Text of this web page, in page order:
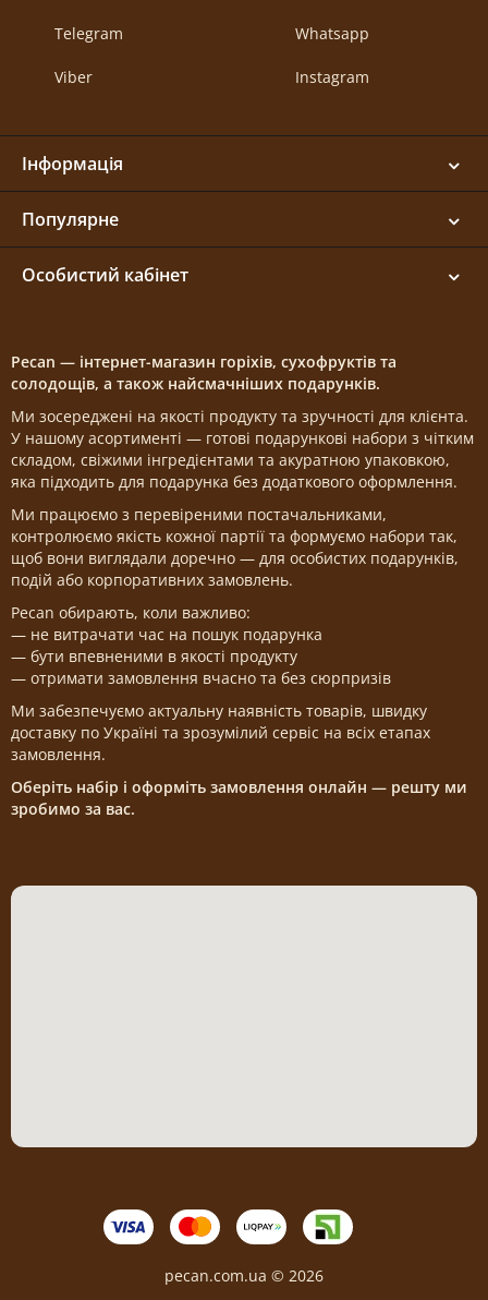
Telegram
Viber
Whatsapp
Instagram
Інформація
Популярне
Особистий кабінет
Pecan — інтернет-магазин горіхів, сухофруктів та
солодощів, а також найсмачніших подарунків.
Ми зосереджені на якості продукту та зручності для клієнта.
У нашому асортименті — готові подарункові набори з чітким
складом, свіжими інгредієнтами та акуратною упаковкою,
яка підходить для подарунка без додаткового оформлення.
Ми працюємо з перевіреними постачальниками,
контролюємо якість кожної партії та формуємо набори так,
щоб вони виглядали доречно — для особистих подарунків,
подій або корпоративних замовлень.
Pecan обирають, коли важливо:
— не витрачати час на пошук подарунка
— бути впевненими в якості продукту
— отримати замовлення вчасно та без сюрпризів
Ми забезпечуємо актуальну наявність товарів, швидку
доставку по Україні та зрозумілий сервіс на всіх етапах
замовлення.
Оберіть набір і оформіть замовлення онлайн — решту ми
зробимо за вас.
pecan.com.ua © 2026